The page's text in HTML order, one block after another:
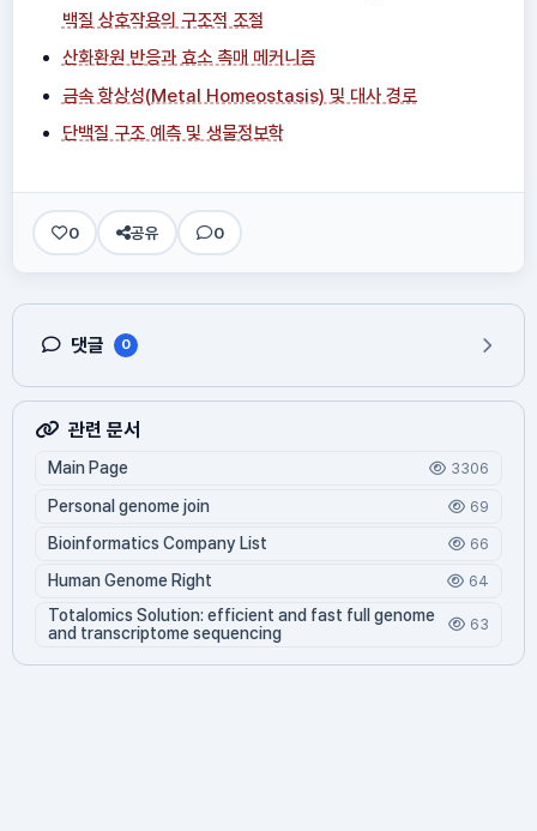
백질 상호작용의 구조적 조절
산화환원 반응과 효소 촉매 메커니즘
금속 항상성(Metal Homeostasis) 및 대사 경로
단백질 구조 예측 및 생물정보학
0 공유 0
댓글 0
관련 문서
Main Page 3306
Personal genome join 69
Bioinformatics Company List 66
Human Genome Right 64
Totalomics Solution: efficient and fast full genome
and transcriptome sequencing
63